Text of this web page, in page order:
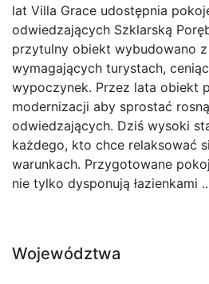
lat Villa Grace udostępnia
odwiedzających Szklarską
przytulny obiekt wybudowano
wymagających turystach,
wypoczynek. Przez lata obiekt
modernizacji aby sprostać
odwiedzających. Dziś wysoki
każdego, kto chce relaksować
warunkach. Przygotowane
nie tylko dysponują łazienkami
Województwa